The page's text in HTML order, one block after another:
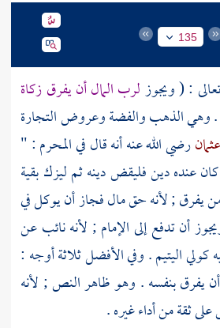
135
: ( ويجوزلرب المال أن يفرق زكاة
. وهي الذهب والفضة وعروض التجارة
عثمانرضي الله عنه أنه قال في المحرم : "
عنده دين فليقض دينه ثم ليزك بقية
يفرق ; لأنه حق مال فجاز أن يوكل في
أن تدفع إلى الإمام ; لأنه نائب عن
كولي اليتيم . وفي الأفضل ثلاثة أوجه :
يفرق بنفسه . وهو ظاهر النص ; لأنه
ثقة من أداء غيره .